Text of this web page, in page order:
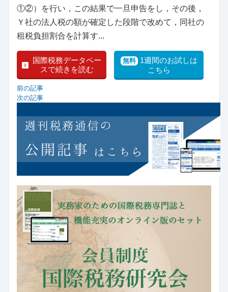
①②）を行い，この結果で一旦申告をし，その後，
Ｙ社の法人税の額が確定した段階で改めて，同社の
租税負担割合を計算す...
国際税務データベー
スで続きを読む
無料 1週間のお試しは
こちら
前の記事
次の記事